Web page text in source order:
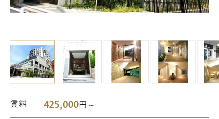
賃料 425,000円～